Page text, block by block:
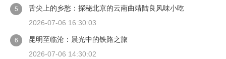
5
舌尖上的乡愁：探秘北京的云南曲靖陆良风味小吃
2026-07-06 16:30:03
6
昆明至临沧：晨光中的铁路之旅
2026-07-06 14:30:02